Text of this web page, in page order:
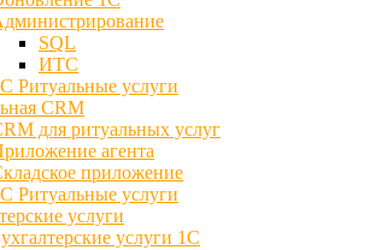
SQL
ИТС
Ритуальные услуги
CRM
для ритуальных услуг
агента
приложение
Ритуальные услуги
услуги
услуги 1С